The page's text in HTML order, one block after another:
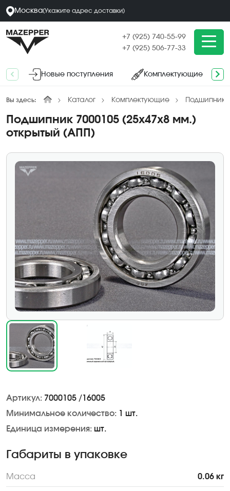
Москва(Укажите адрес доставки)
+7 (925) 740-55-99
+7 (925) 506-77-33
Новые поступления Комплектующие
Вы здесь: Каталог Комплектующие Подшипники
Подшипник 7000105 (25х47х8 мм.)
открытый (АПП)
Артикул: 7000105 /16005
Минимальное количество: 1 шт.
Единица измерения: шт.
Габариты в упаковке
Масса 0.06 кг